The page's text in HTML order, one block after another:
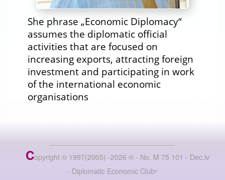
She phrase „Economic Diplomacy“
assumes the diplomatic official
activities that are focused on
increasing exports, attracting foreign
investment and participating in work
of the international economic
organisations
Copyright © 1997(2005) -2026 ® - No. M 75 101 - Dec.lv
- Diplomatic Economic Club®